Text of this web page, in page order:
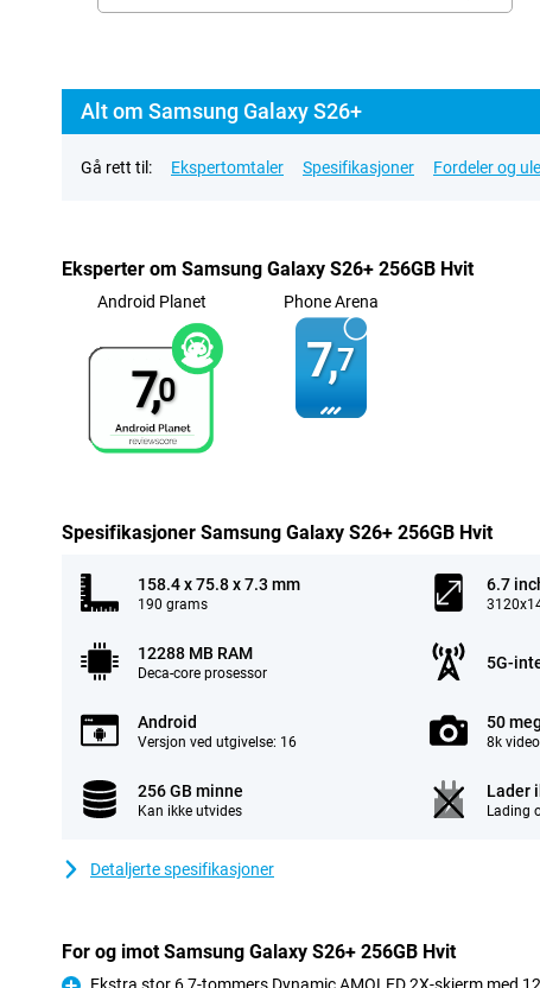
Alt om Samsung Galaxy S26+
Gå rett til: Ekspertomtaler Spesifikasjoner Fordeler og
Eksperter om Samsung Galaxy S26+ 256GB Hvit
Android Planet
7,0
Phone Arena
7,7
Spesifikasjoner Samsung Galaxy S26+ 256GB Hvit
158.4 x 75.8 x 7.3 mm
190 grams
6.7
12288 MB RAM
Deca-core prosessor
5G-
Android
Versjon ved utgivelse: 16
50
8k video
256 GB minne
Kan ikke utvides
Lader
Lading
Detaljerte spesifikasjoner
For og imot Samsung Galaxy S26+ 256GB Hvit